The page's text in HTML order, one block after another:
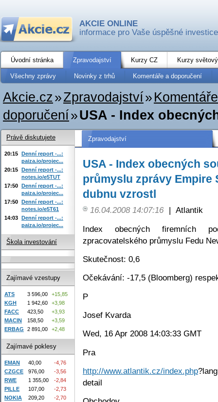
AKCIE ONLINE
informace pro Vaše úspěšné investice
Úvodní stránka Zpravodajství Kurzy CZ Kurzy
Všechny zprávy Novinky z trhů Komentáře a doporučení
Akcie.cz»Zpravodajství»
doporučení»USA - Index
Zpravodajství
USA - Index obecných
průmyslu zprávy Empire
dubnu vzrostl
16.04.2008 14:07:16 | Atlantik
Index obecných firemních
zpracovatelského průmyslu Fedu
Skutečnost: 0,6
Očekávání: -17,5 (Bloomberg)
P
Josef Kvarda
Wed, 16 Apr 2008 14:03:33 GMT
Pra
http://www.atlantik.cz/index.php
detail
Právě diskutujete
20:15 Denní report -...:
paiza.io/projec...
20:15 Denní report -...:
notes.io/e5TUT
17:50 Denní report -...:
paiza.io/projec...
17:50 Denní report -...:
notes.io/e5T61
14:03 Denní report -...:
paiza.io/projec...
Škola investování
Zajímavé vzestupy
ATS 3 596,00
+15,85
KGH
1 942,60
+3,98
FACC
423,50
+3,93
MACIN
158,50
+3,59
ERBAG
2 891,00 +2,48
Zajímavé poklesy
EMAN 40,00
-4,76
CZGCE
976,00
-3,56
RWE
1 355,00
-2,84
PILLE
107,00
-2,73
NOKIA
209,20 -2,70